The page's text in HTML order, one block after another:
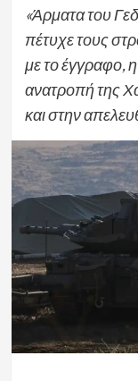
«Άρματα του
πέτυχε τους
με το έγγραφο,
ανατροπή της
και στην